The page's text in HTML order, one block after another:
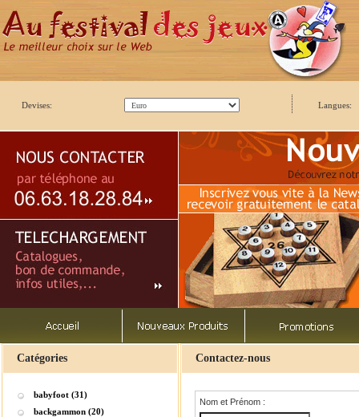
Devises: Langues:
Catégories
babyfoot (31)
backgammon (20)
Contactez-nous
Nom et Prénom :